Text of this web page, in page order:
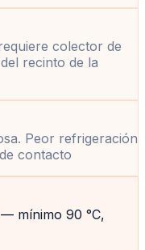
colector de
recinto de la
Peor refrigeración
contacto
mínimo 90 °C,